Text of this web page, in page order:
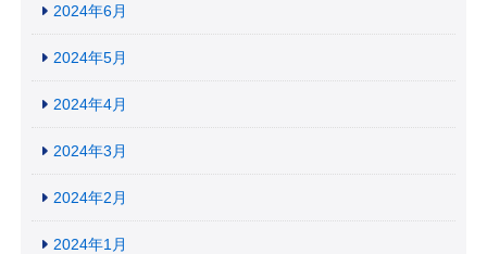
2024年6月
2024年5月
2024年4月
2024年3月
2024年2月
2024年1月